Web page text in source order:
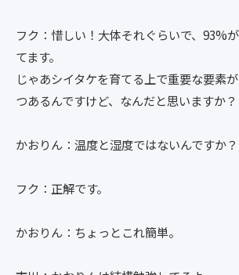
フク：惜しい！大体それぐらいで、93%
てます。
じゃあシイタケを育てる上で重要な要素
つあるんですけど、なんだと思いますか？
かおりん：温度と湿度ではないんですか？
フク：正解です。
かおりん：ちょっとこれ簡単。